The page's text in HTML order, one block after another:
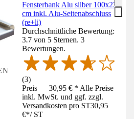
Fensterbank Alu silber 100x23
cm inkl. Alu-Seitenabschluss
(re+li)
Durchschnittliche Bewertung:
3.7 von 5 Sternen. 3
Bewertungen.
(3)
Preis — 30,95 € * Alle Preise
inkl. MwSt. und ggf. zzgl.
Versandkosten pro ST30,95
€*/ ST